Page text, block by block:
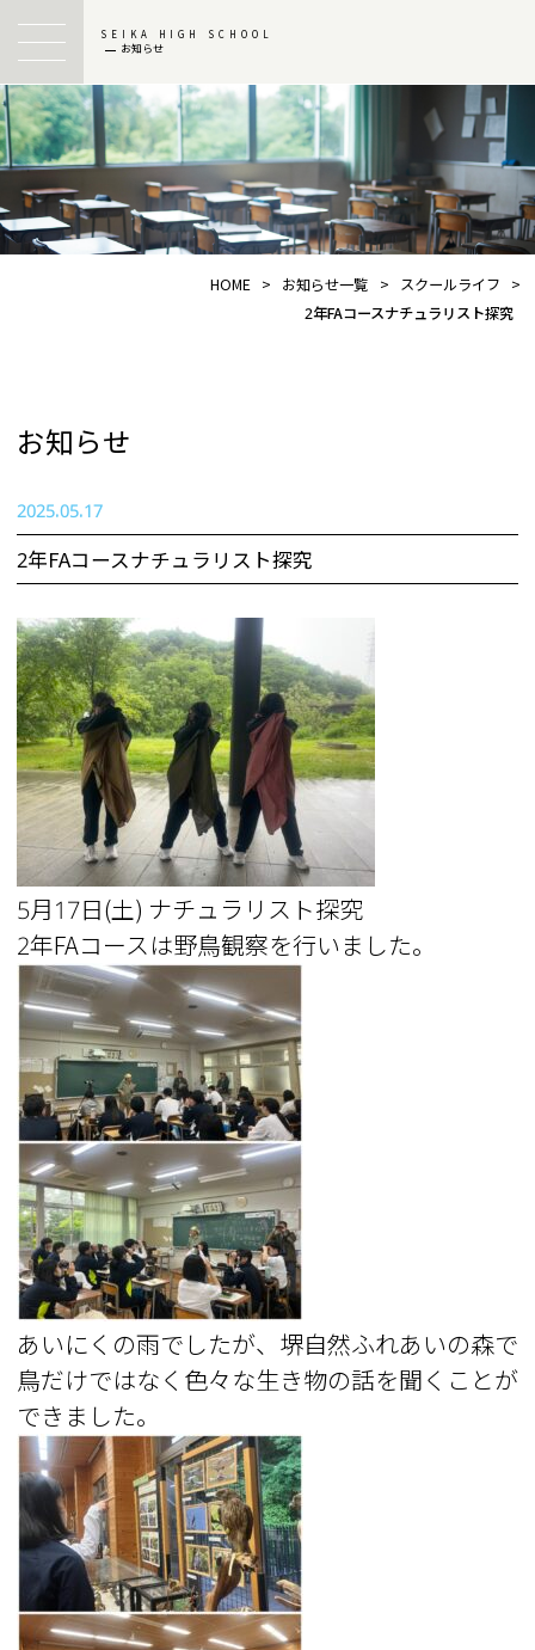
SEIKA HIGH SCHOOL
お知らせ
HOME > お知らせ一覧 > スクールライフ
>
2年FAコースナチュラリスト探究
お知らせ
2025.05.17
2年FAコースナチュラリスト探究
5月17日(土) ナチュラリスト探究
2年FAコースは野鳥観察を行いました。
あいにくの雨でしたが、堺自然ふれあいの森で
鳥だけではなく色々な生き物の話を聞くことが
できました。